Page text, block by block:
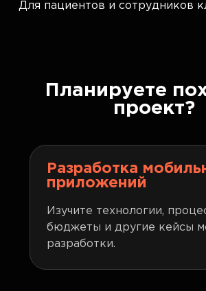
Для пациентов и сотрудников
Планируете
проект?
Разработка
приложений
Изучите технологии,
бюджеты и другие кейсы
разработки.